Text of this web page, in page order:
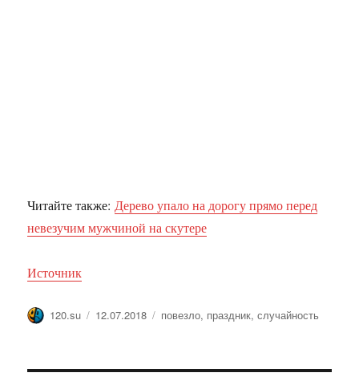
Читайте также: Дерево упало на дорогу прямо перед
невезучим мужчиной на скутере
Источник
Автор
120.su Опубликовано
12.07.2018 Метки
повезло, праздник,случайность